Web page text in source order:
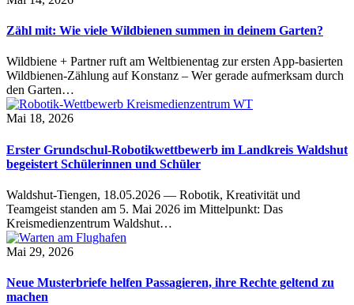
Zähl mit: Wie viele Wildbienen summen in deinem Garten?
Wildbiene + Partner ruft am Weltbienentag zur ersten App-basierten
Wildbienen-Zählung auf Konstanz – Wer gerade aufmerksam durch
den Garten…
Mai 18, 2026
Erster Grundschul-Robotikwettbewerb im Landkreis Waldshut
begeistert Schülerinnen und Schüler
Waldshut-Tiengen, 18.05.2026 — Robotik, Kreativität und
Teamgeist standen am 5. Mai 2026 im Mittelpunkt: Das
Kreismedienzentrum Waldshut…
Mai 29, 2026
Neue Musterbriefe helfen Passagieren, ihre Rechte geltend zu
machen